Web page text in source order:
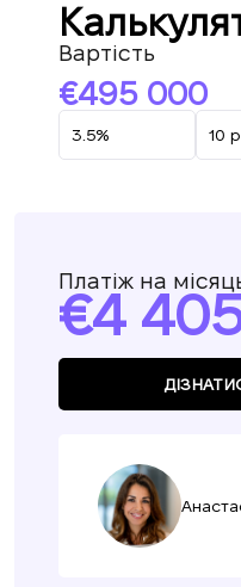
Вартість
495 000
Платіж на
4